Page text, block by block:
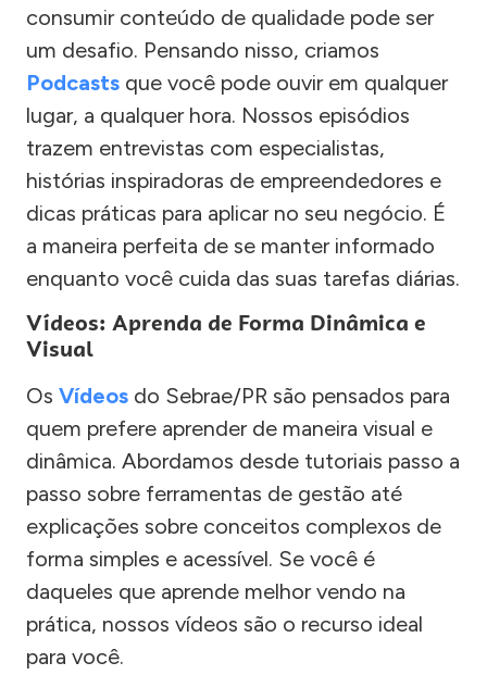
consumir conteúdo de qualidade pode ser
um desafio. Pensando nisso, criamos
Podcasts que você pode ouvir em qualquer
lugar, a qualquer hora. Nossos episódios
trazem entrevistas com especialistas,
histórias inspiradoras de empreendedores e
dicas práticas para aplicar no seu negócio. É
a maneira perfeita de se manter informado
enquanto você cuida das suas tarefas diárias.
Vídeos: Aprenda de Forma Dinâmica e
Visual
Os Vídeos do Sebrae/PR são pensados para
quem prefere aprender de maneira visual e
dinâmica. Abordamos desde tutoriais passo a
passo sobre ferramentas de gestão até
explicações sobre conceitos complexos de
forma simples e acessível. Se você é
daqueles que aprende melhor vendo na
prática, nossos vídeos são o recurso ideal
para você.